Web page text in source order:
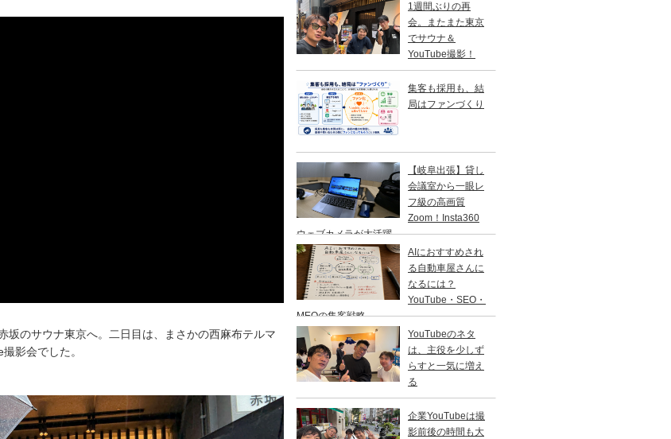
坂のサウナ東京へ。二日目は、まさかの西麻布テルマ
影会でした。
1週間ぶりの再
会。またまた東京
でサウナ＆
YouTube撮影！
集客も採用も、結
局はファンづくり
【岐阜出張】貸し
会議室から一眼レ
フ級の高画質
Zoom！Insta360
ウェブカメラが大活躍
AIにおすすめされ
る自動車屋さんに
なるには？
YouTube・SEO・
MEOの集客戦略
YouTubeのネタ
は、主役を少しず
らすと一気に増え
る
企業YouTubeは撮
影前後の時間も大